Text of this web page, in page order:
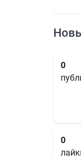
0
0